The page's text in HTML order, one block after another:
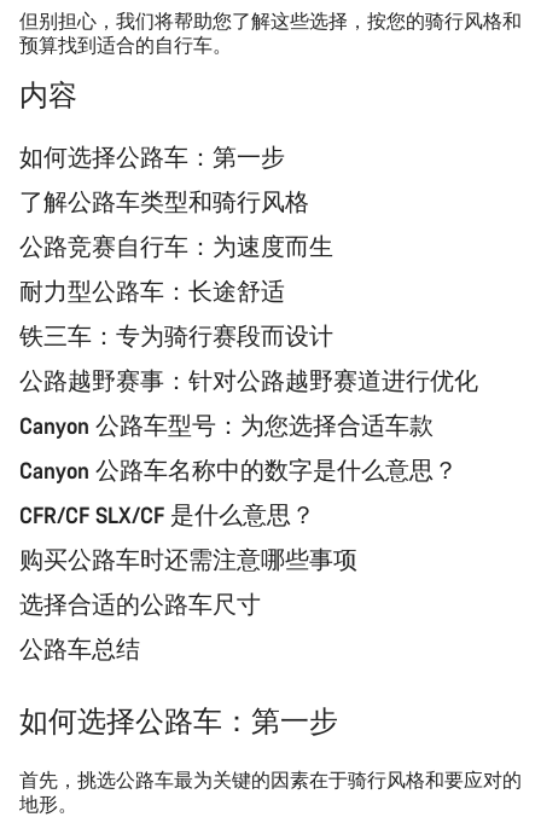
但别担心，我们将帮助您了解这些选择，按您的骑行风格和
预算找到适合的自行车。
内容
如何选择公路车：第一步
了解公路车类型和骑行风格
公路竞赛自行车：为速度而生
耐力型公路车：长途舒适
铁三车：专为骑行赛段而设计
公路越野赛事：针对公路越野赛道进行优化
Canyon 公路车型号：为您选择合适车款
Canyon 公路车名称中的数字是什么意思？
CFR/CF SLX/CF 是什么意思？
购买公路车时还需注意哪些事项
选择合适的公路车尺寸
公路车总结
如何选择公路车：第一步
首先，挑选公路车最为关键的因素在于骑行风格和要应对的
地形。